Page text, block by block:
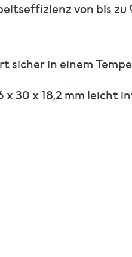
von bis zu
sicher in einem
x 30 x 18,2 mm